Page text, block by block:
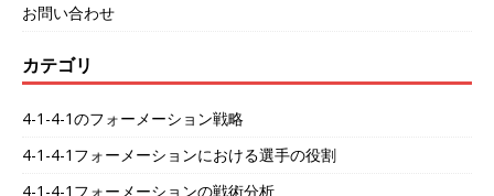
お問い合わせ
カテゴリ
4-1-4-1のフォーメーション戦略
4-1-4-1フォーメーションにおける選手の役割
4-1-4-1フォーメーションの戦術分析